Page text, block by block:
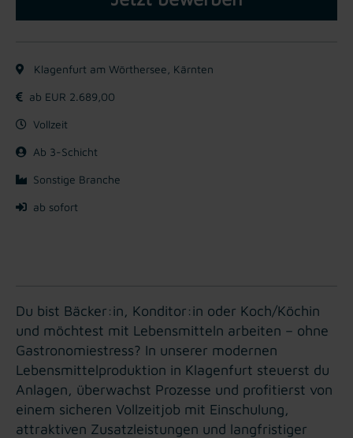
Klagenfurt am Wörthersee, Kärnten
ab EUR 2.689,00
Vollzeit
Ab 3-Schicht
Sonstige Branche
ab sofort
Du bist Bäcker:in, Konditor:in oder Koch/Köchin
und möchtest mit Lebensmitteln arbeiten – ohne
Gastronomiestress? In unserer modernen
Lebensmittelproduktion in Klagenfurt steuerst du
Anlagen, überwachst Prozesse und profitierst von
einem sicheren Vollzeitjob mit Einschulung,
attraktiven Zusatzleistungen und langfristiger